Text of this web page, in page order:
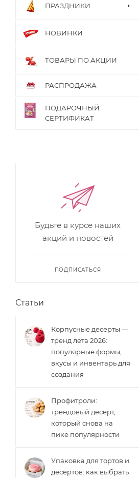
ПРАЗДНИКИ
НОВИНКИ
ТОВАРЫ ПО АКЦИИ
РАСПРОДАЖА
ПОДАРОЧНЫЙ
СЕРТИФИКАТ
Будьте в курсе наших
акций и новостей
ПОДПИСАТЬСЯ
Статьи
Корпусные десерты —
тренд лета 2026:
популярные формы,
вкусы и инвентарь для
создания
Профитроли:
трендовый десерт,
который снова на
пике популярности
Упаковка для тортов и
десертов: как выбрать